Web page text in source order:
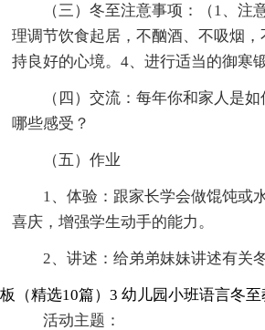
（三）冬至注意事项：（1、注
理调节饮食起居，不酗酒、不吸烟
持良好的心境。4、进行适当的御寒锻
（四）交流：每年你和家人是
哪些感受？
（五）作业
1、体验：跟家长学会做馄饨或
喜庆，增强学生动手的能力。
2、讲述：给弟弟妹妹讲述有关
板（精选10篇）3
活动主题：
幼儿园小班语言冬